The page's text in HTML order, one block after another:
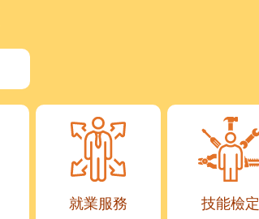
就業服務 技能檢定